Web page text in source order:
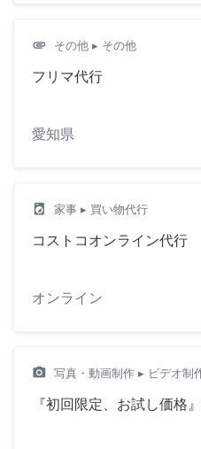
attachment その他 ▸ その他
フリマ代行
愛知県
local_laundry_service 家事 ▸ 買い物代行
コストコオンライン代行
オンライン
camera_alt 写真・動画制作 ▸ ビデオ制
『初回限定、お試し価格